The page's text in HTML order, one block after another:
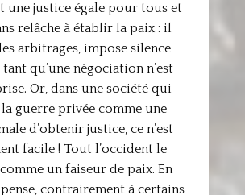
une justice égale pour tous et
relâche à établir la paix : il
arbitrages, impose silence
qu’une négociation n’est
Or, dans une société qui
guerre privée comme une
d’obtenir justice, ce n’est
facile ! Tout l’occident le
un faiseur de paix. En
contrairement à certains